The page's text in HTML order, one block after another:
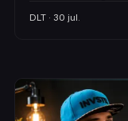
DLT · 30 jul.